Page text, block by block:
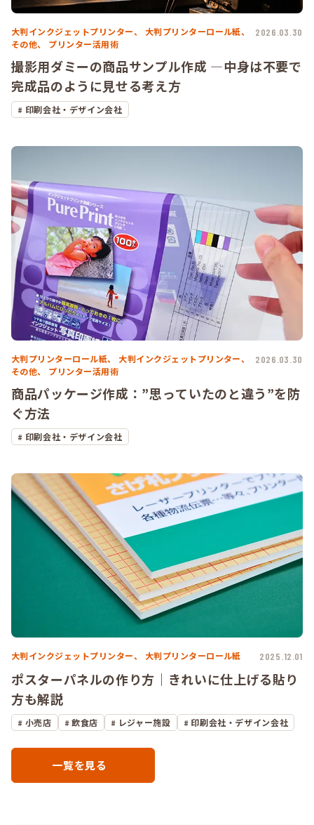
大判インクジェットプリンター、
大判プリンターロール紙、
その他、
プリンター活用術
2026.03.30
撮影用ダミーの商品サンプル作成 ―中身は不要で
完成品のように見せる考え方
印刷会社・デザイン会社
大判プリンターロール紙、
大判インクジェットプリンター、
その他、
プリンター活用術
2026.03.30
商品パッケージ作成：”思っていたのと違う”を防
ぐ方法
印刷会社・デザイン会社
大判インクジェットプリンター、 大判プリンターロール紙 2025.12.01
ポスターパネルの作り方｜きれいに仕上げる貼り
方も解説
小売店 飲食店 レジャー施設 印刷会社・デザイン会社
一覧を見る